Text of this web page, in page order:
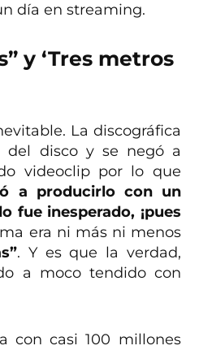
día en streaming.
y ‘Tres metros
La discográfica
del disco y se negó a
videoclip por lo que
a producirlo con un
fue inesperado, ¡pues
era ni más ni menos
. Y es que la verdad,
a moco tendido con
con casi 100 millones